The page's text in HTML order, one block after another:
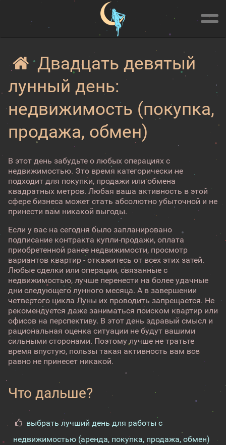
Двадцать девятый
лунный день:
недвижимость (покупка,
продажа, обмен)
В этот день забудьте о любых операциях с
недвижимостью. Это время категорически не
подходит для покупки, продажи или обмена
квадратных метров. Любая ваша активность в этой
сфере бизнеса может стать абсолютно убыточной и не
принести вам никакой выгоды.
Если у вас на сегодня было запланировано
подписание контракта купли-продажи, оплата
приобретенной ранее недвижимости, просмотр
вариантов квартир - откажитесь от всех этих затей.
Любые сделки или операции, связанные с
недвижимостью, лучше перенести на более удачные
дни следующего лунного месяца. А в завершении
четвертого цикла Луны их проводить запрещается. Не
рекомендуется даже заниматься поиском квартир или
офисов на перспективу. В этот день здравый смысл и
рациональная оценка ситуации не будут вашими
сильными сторонами. Поэтому лучше не тратьте
время впустую, пользы такая активность вам все
равно не принесет никакой.
Что дальше?
выбрать лучший день для работы с
недвижимостью (аренда, покупка, продажа, обмен)